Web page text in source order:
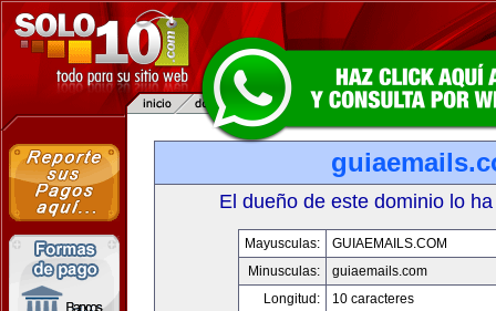
El dueño de este dominio lo
Mayusculas:
GUIAEMAILS.COM
Minusculas:
guiaemails.com
Longitud:
10 caracteres